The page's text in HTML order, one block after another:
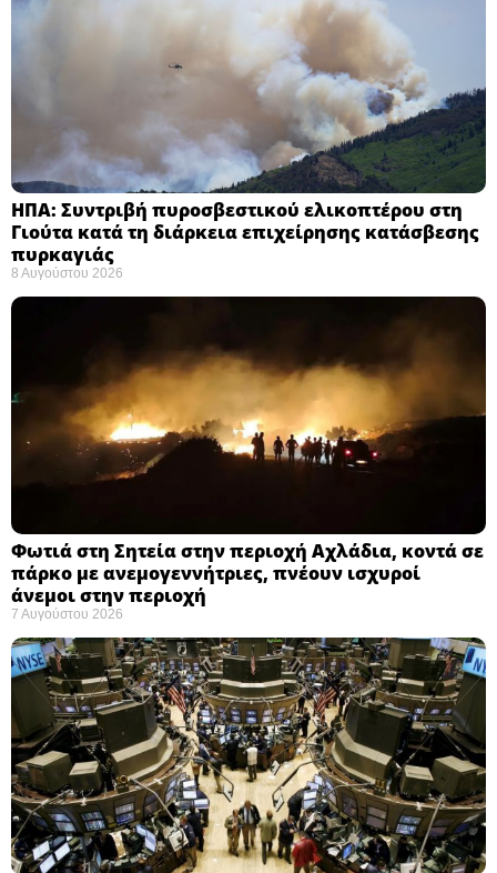
ΗΠΑ: Συντριβή πυροσβεστικού ελικοπτέρου στη
Γιούτα κατά τη διάρκεια επιχείρησης κατάσβεσης
πυρκαγιάς ​
8 Αυγούστου 2026
Φωτιά στη Σητεία στην περιοχή Αχλάδια, κοντά σε
πάρκο με ανεμογεννήτριες, πνέουν ισχυροί
άνεμοι στην περιοχή
7 Αυγούστου 2026